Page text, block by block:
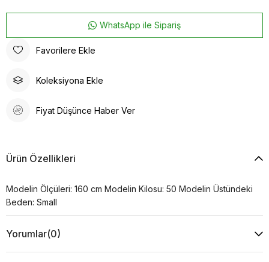
WhatsApp ile Sipariş
Favorilere Ekle
Koleksiyona Ekle
Fiyat Düşünce Haber Ver
Ürün Özellikleri
Modelin Ölçüleri: 160 cm Modelin Kilosu: 50 Modelin Üstündeki
Beden: Small
Yorumlar(0)